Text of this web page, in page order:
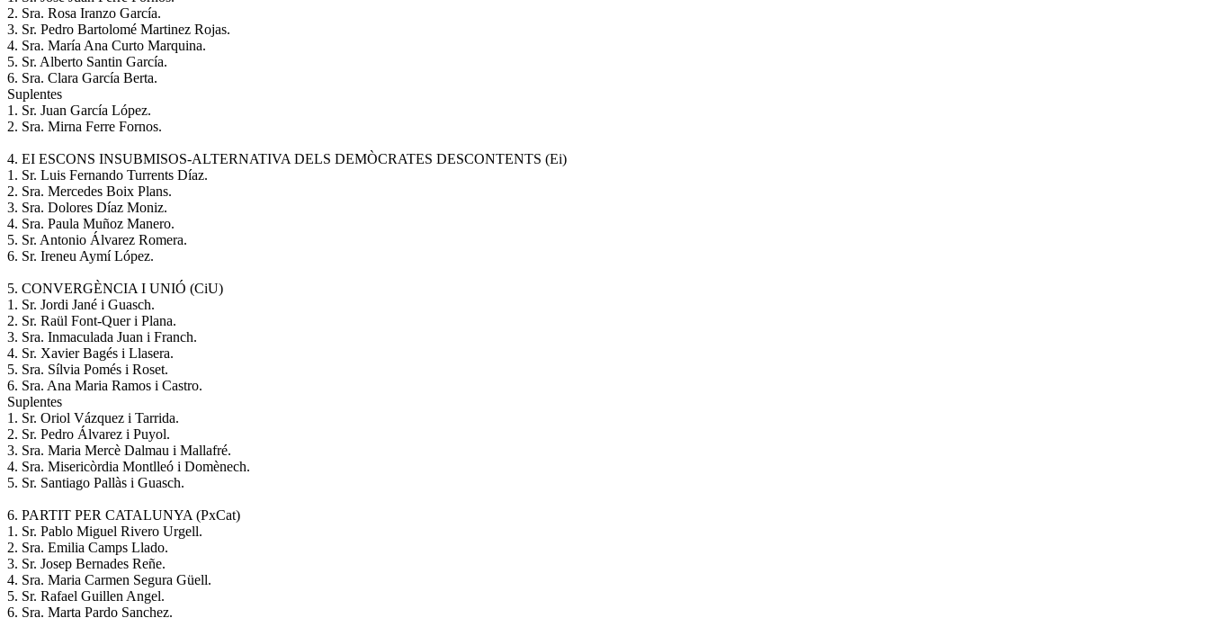
2. Sra. Rosa Iranzo García.
3. Sr. Pedro Bartolomé Martinez Rojas.
4. Sra. María Ana Curto Marquina.
5. Sr. Alberto Santin García.
6. Sra. Clara García Berta.
Suplentes
1. Sr. Juan García López.
2. Sra. Mirna Ferre Fornos.
4. EI ESCONS INSUBMISOS-ALTERNATIVA DELS DEMÒCRATES DESCONTENTS (Ei)
1. Sr. Luis Fernando Turrents Díaz.
2. Sra. Mercedes Boix Plans.
3. Sra. Dolores Díaz Moniz.
4. Sra. Paula Muñoz Manero.
5. Sr. Antonio Álvarez Romera.
6. Sr. Ireneu Aymí López.
5. CONVERGÈNCIA I UNIÓ (CiU)
1. Sr. Jordi Jané i Guasch.
2. Sr. Raül Font-Quer i Plana.
3. Sra. Inmaculada Juan i Franch.
4. Sr. Xavier Bagés i Llasera.
5. Sra. Sílvia Pomés i Roset.
6. Sra. Ana Maria Ramos i Castro.
Suplentes
1. Sr. Oriol Vázquez i Tarrida.
2. Sr. Pedro Álvarez i Puyol.
3. Sra. Maria Mercè Dalmau i Mallafré.
4. Sra. Misericòrdia Montlleó i Domènech.
5. Sr. Santiago Pallàs i Guasch.
6. PARTIT PER CATALUNYA (PxCat)
1. Sr. Pablo Miguel Rivero Urgell.
2. Sra. Emilia Camps Llado.
3. Sr. Josep Bernades Reñe.
4. Sra. Maria Carmen Segura Güell.
5. Sr. Rafael Guillen Angel.
6. Sra. Marta Pardo Sanchez.